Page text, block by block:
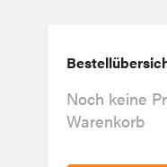
Noch keine
Warenkorb